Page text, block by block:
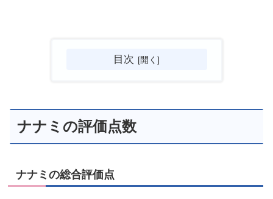
目次
ナナミの評価点数
ナナミの総合評価点